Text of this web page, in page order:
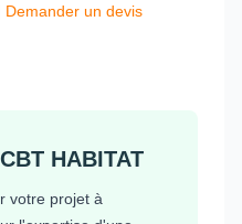
Demander un devis
HABITAT
votre projet à